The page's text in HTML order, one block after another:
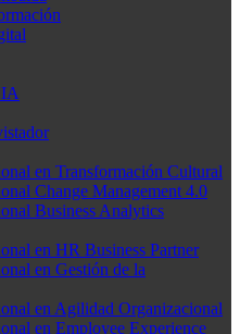
en Transformación Cultural
Change Management 4.0
Business Analytics
en HR Business Partner
en Gestión de la
en Agilidad Organizacional
en Employee Experience